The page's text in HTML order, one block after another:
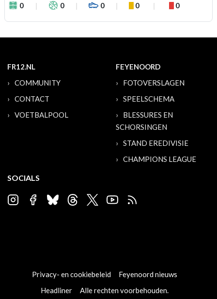
0
0 0 0 0
FR12.NL
COMMUNITY
CONTACT
VOETBALPOOL
FEYENOORD
FOTOVERSLAGEN
SPEELSCHEMA
BLESSURES EN
SCHORSINGEN
STAND EREDIVISIE
CHAMPIONS LEAGUE
SOCIALS
Privacy- en cookiebeleid
Feyenoord nieuws
Headliner
Alle rechten voorbehouden.